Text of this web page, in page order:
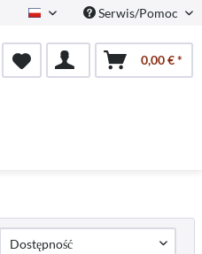
Polish Serwis/Pomoc
0,00 € *